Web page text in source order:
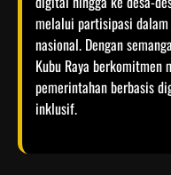
melalui partisipasi dalam
nasional. Dengan
Kubu Raya
pemerintahan berbasis
inklusif.​